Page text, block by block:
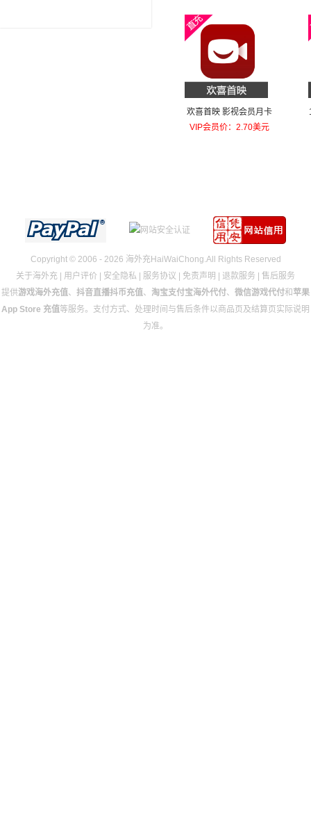
欢喜首映 影视会员月卡
VIP会员价：2.70美元
Copyright © 2006 - 2026 海外充HaiWaiChong.All Rights Reserved
关于海外充
用户评价 安全隐私 服务协议 免责声明 退款服务
售后服务
提供游戏海外充值、 抖音直播抖币充值、 淘宝支付宝海外代付、 微信游戏代付和 苹果
App Store 充值等服务。支付方式、处理时间与售后条件以商品页及结算页实际说明
为准。